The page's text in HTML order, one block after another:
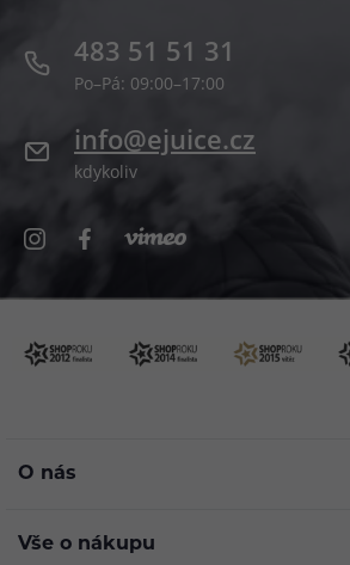
483 51 51 31
Po–Pá: 09:00–17:00
info@ejuice.cz
kdykoliv
O nás
Vše o nákupu